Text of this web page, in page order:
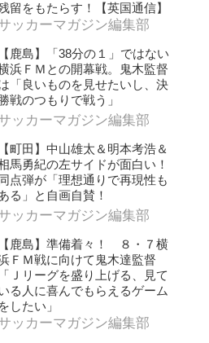
留をもたらす！【英国通信】
ッカーマガジン編集部
【鹿島】「38分の１」ではない
浜ＦＭとの開幕戦。鬼木監督
「良いものを見せたいし、決
戦のつもりで戦う」
ッカーマガジン編集部
【町田】中山雄太＆明本考浩＆
馬勇紀の左サイドが面白い！
同点弾が「理想通りで再現性も
る」と自画自賛！
ッカーマガジン編集部
【鹿島】準備着々！ ８・７横
ＦＭ戦に向けて鬼木達監督
「Ｊリーグを盛り上げる、見て
る人に喜んでもらえるゲーム
をしたい」
ッカーマガジン編集部